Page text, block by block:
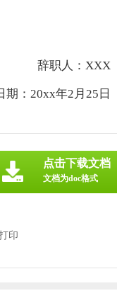
辞职人：XXX
：20xx年2月25日
印
点击下载文档
文档为doc格式